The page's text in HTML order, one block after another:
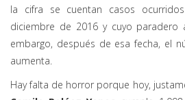
la cifra se cuentan casos
diciembre de 2016 y cuyo paradero
embargo, después de esa fecha, el
aumenta.
Hay falta de horror porque hoy,